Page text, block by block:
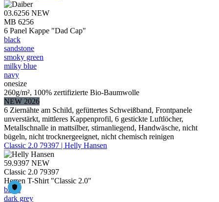
03.6256 NEW
MB 6256
6 Panel Kappe "Dad Cap"
black
sandstone
smoky green
milky blue
navy
onesize
260g/m², 100% zertifizierte Bio-Baumwolle
NEW 2026
6 Ziernähte am Schild, gefüttertes Schweißband, Frontpanele
unverstärkt, mittleres Kappenprofil, 6 gestickte Luftlöcher,
Metallschnalle in mattsilber, stirnanliegend, Handwäsche, nicht
bügeln, nicht trocknergeeignet, nicht chemisch reinigen
Classic 2.0 79397 | Helly Hansen
59.9397 NEW
Classic 2.0 79397
Herren T-Shirt "Classic 2.0"
black
dark grey